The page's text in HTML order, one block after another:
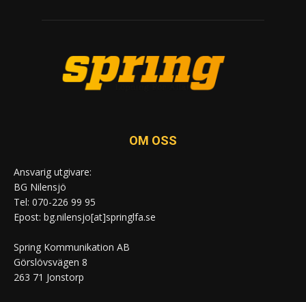
OM OSS
Ansvarig utgivare:
BG Nilensjö
Tel: 070-226 99 95
Epost: bg.nilensjo[at]springlfa.se
Spring Kommunikation AB
Görslövsvägen 8
263 71 Jonstorp